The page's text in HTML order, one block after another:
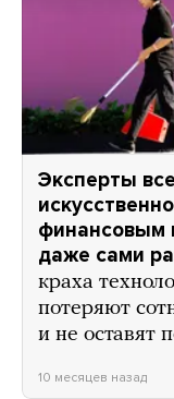
Эксперты
финансовым
даже сами
краха
потеряют
и не оставят
10 месяцев назад